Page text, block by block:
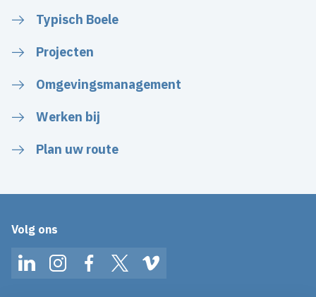
Typisch Boele
Projecten
Omgevingsmanagement
Werken bij
Plan uw route
Volg ons
LinkedInInstagramFacebookTwitterVimeo